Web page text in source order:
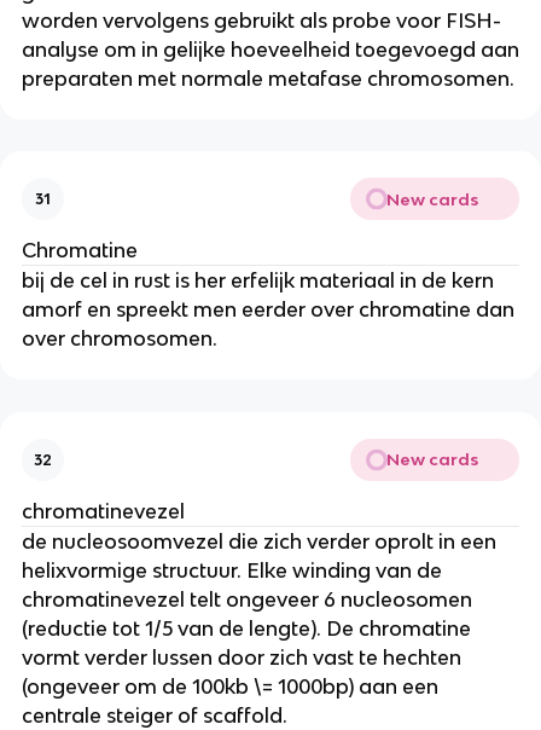
worden vervolgens gebruikt als probe voor FISH-
analyse om in gelijke hoeveelheid toegevoegd aan
preparaten met normale metafase chromosomen.
31 New cards
Chromatine
bij de cel in rust is her erfelijk materiaal in de kern
amorf en spreekt men eerder over chromatine dan
over chromosomen.
32 New cards
chromatinevezel
de nucleosoomvezel die zich verder oprolt in een
helixvormige structuur. Elke winding van de
chromatinevezel telt ongeveer 6 nucleosomen
(reductie tot 1/5 van de lengte). De chromatine
vormt verder lussen door zich vast te hechten
(ongeveer om de 100kb \= 1000bp) aan een
centrale steiger of scaffold.